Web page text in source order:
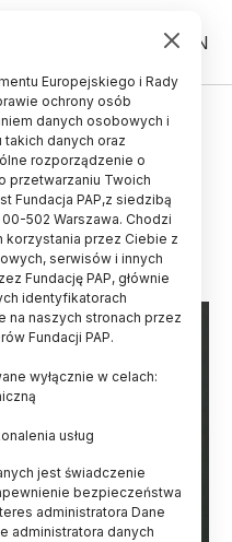
PL EN
nt. 550
polskim
Europejskiego i Rady
ochrony osób
danych osobowych i
danych oraz
rozporządzenie o
przetwarzaniu Twoich
Fundacja PAP,z siedzibą
502 Warszawa. Chodzi
korzystania przez Ciebie z
serwisów i innych
Fundację PAP, głównie
identyfikatorach
na naszych stronach przez
Fundacji PAP.
wyłącznie w celach:
usług
jest świadczenie
bezpieczeństwa
administratora Dane
administratora danych